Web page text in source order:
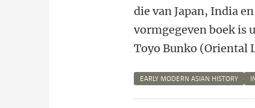
die van Japan, India
vormgegeven boek is
Toyo Bunko (Oriental
EARLY MODERN ASIAN HISTORY